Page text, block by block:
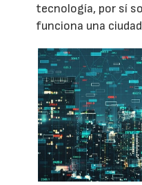
tecnología, por sí
funciona una